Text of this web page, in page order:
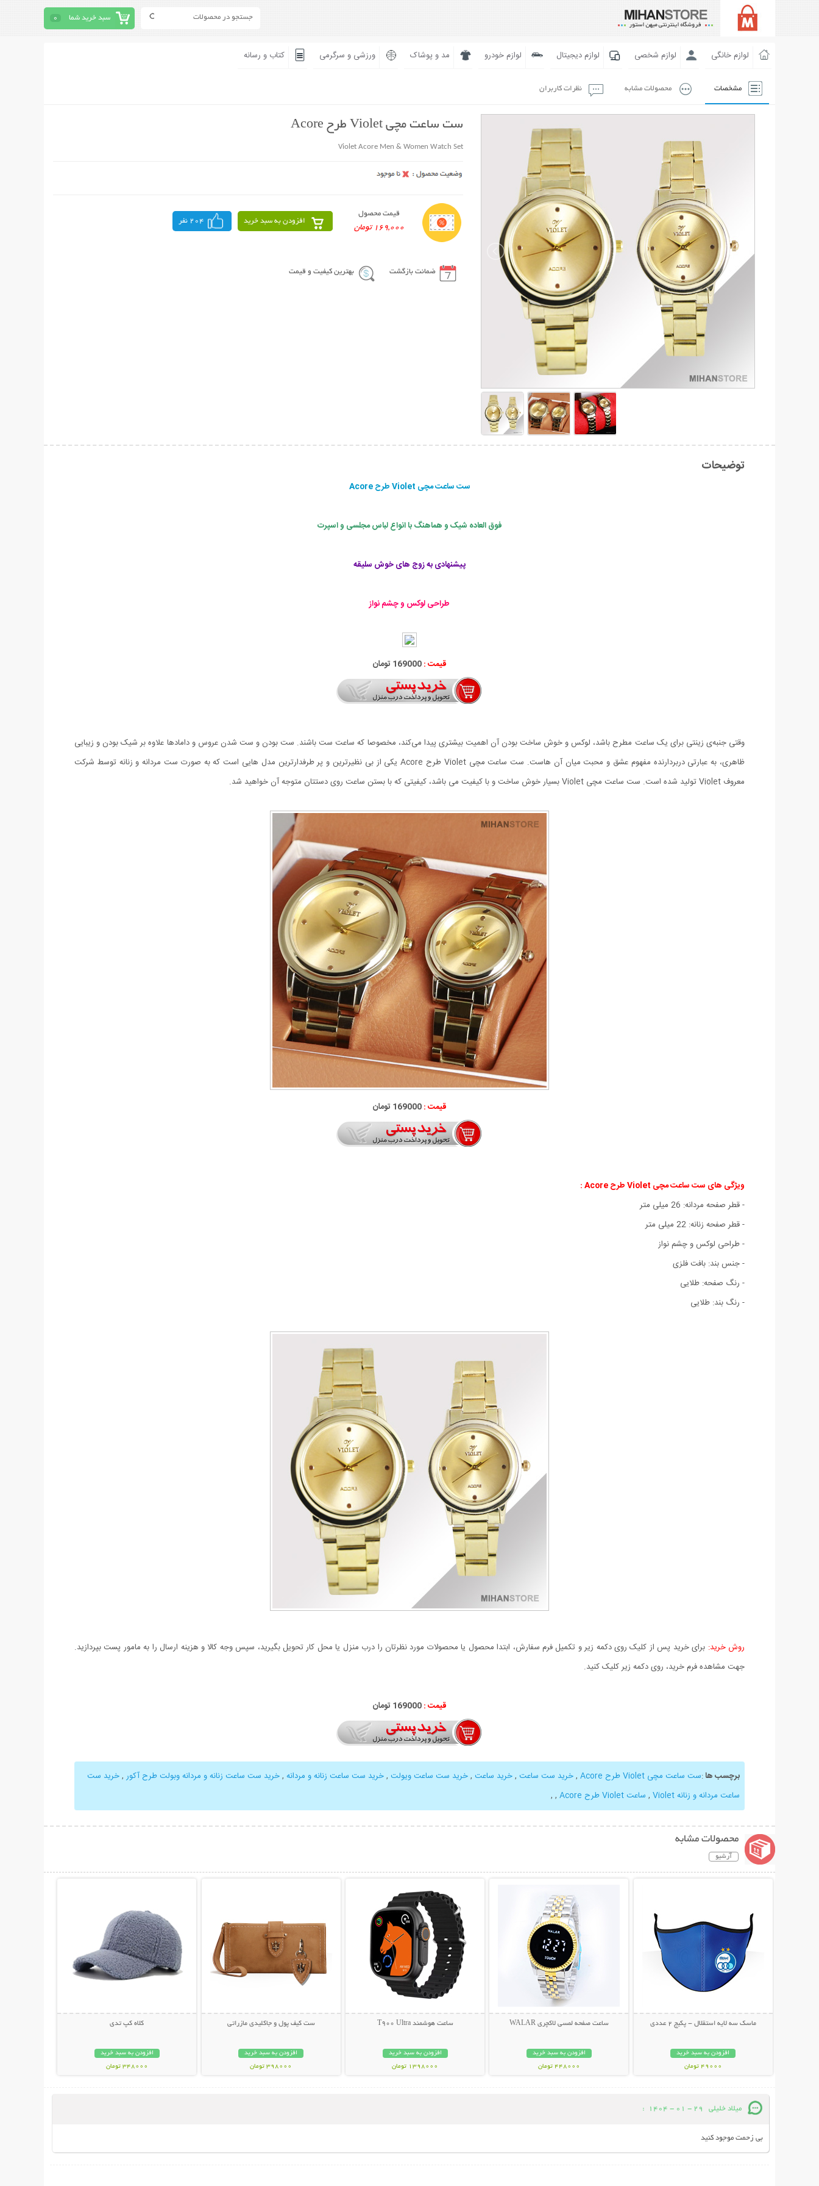
سبد خرید شما 0
لوازم خانگی لوازم شخصی لوازم دیجیتال لوازم خودرو مد و پوشاک ورزشی و سرگرمی کتاب و رسانه
مشخصات محصولات مشابه نظرات کاربران
ست ساعت مچی Violet طرح Acore
Violet Acore Men & Women Watch Set
قیمت محصول
169,000 تومان
افزودن به سبد خرید 204 نفر
ضمانت بازگشت بهترین کیفیت و قیمت
توضیحات
ست ساعت مچی Violet طرح Acore
فوق العاده شیک و هماهنگ با انواع لباس مجلسی و اسپرت
پیشنهادی به زوج های خوش سلیقه
طراحی لوکس و چشم نواز
قیمت :169000 تومان
وقتی جنبه‌ی زینتی برای یک ساعت مطرح باشد، لوکس و خوش ساخت بودن آن اهمیت بیشتری پیدا می‌کند، مخصوصا که ساعت ست باشند. ست بودن و ست شدن عروس و دامادها علاوه بر شیک بودن و زیبایی
ظاهری، به عبارتی دربردارنده مفهوم عشق و محبت میان آن هاست. ست ساعت مچی Violet طرح Acore یکی از بی نظیرترین و پر طرفدارترین مدل هایی است که به صورت ست مردانه و زنانه توسط شرکت
معروف Violet تولید شده است. ست ساعت مچی Violet بسیار خوش ساخت و با کیفیت می باشد، کیفیتی که با بستن ساعت روی دستتان متوجه آن خواهید شد.
قیمت :169000 تومان
ویژگی های ست ساعت مچی Violet طرح Acore :
- قطر صفحه مردانه: 26 میلی متر
- قطر صفحه زنانه: 22 میلی متر
- طراحی لوکس و چشم نواز
- جنس بند: بافت فلزی
- رنگ صفحه: طلایی
- رنگ بند: طلایی
روش خرید: برای خرید پس از کلیک روی دکمه زیر و تکمیل فرم سفارش، ابتدا محصول یا محصولات مورد نظرتان را درب منزل یا محل کار تحویل بگیرید، سپس وجه کالا و هزینه ارسال را به مامور پست بپردازید.
جهت مشاهده فرم خرید، روی دکمه زیر کلیک کنید.
قیمت : 169000 تومان
برچسب ها:ست ساعت مچی Violet طرح Acore ,خرید ست ساعت ,خرید ساعت ,خرید ست ساعت ویولت ,خرید ست ساعت زنانه و مردانه ,خرید ست ساعت زنانه و مردانه وبولت طرح آکور ,خرید ست
ساعت مردانه و زنانه Violet
, ساعت Violet طرح Acore ,
,
محصولات مشابه
آرشیو
ماسک سه لایه استقلال - پکیج 2 عددی
افزودن به سبد خرید
49000 تومان
ساعت صفحه لمسی لاکچری WALAR
افزودن به سبد خرید
448000 تومان
ساعت هوشمند T900 Ultra
افزودن به سبد خرید
1398000 تومان
ست کیف پول و جاکلیدی مازراتی
افزودن به سبد خرید
398000 تومان
کلاه کپ تدی
افزودن به سبد خرید
348000 تومان
میلاد خلیلی 29 - 01 - 1404
:
بی زحمت موجود کنید